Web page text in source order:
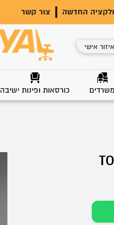
החדשה צור קשר
איזור אישי
משרדים כורסאות ופינות ישיבה